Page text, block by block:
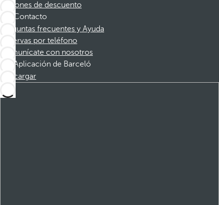
Cupones de descuento
Contacto
Preguntas frecuentes y Ayuda
Reservas por teléfono
Comunícate con nosotros
Aplicación de Barceló
Descargar